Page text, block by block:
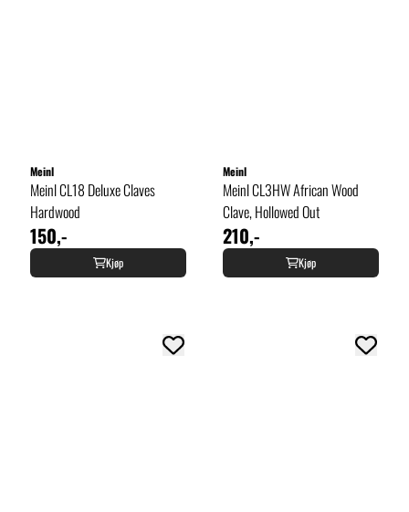
Meinl
Meinl CL18 Deluxe Claves
Hardwood
150,-
Kjøp
Meinl
Meinl CL3HW African Wood
Clave, Hollowed Out
210,-
Kjøp